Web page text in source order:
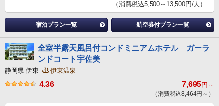
（消費税込5,500～13,500円/人）
宿泊プラン一覧 航空券付プラン一覧
全室半露天風呂付コンドミニアムホテル ガーラ
ンドコート宇佐美
静岡県 伊東 伊東温泉
4.36 7,695円～
（消費税込8,464円～）